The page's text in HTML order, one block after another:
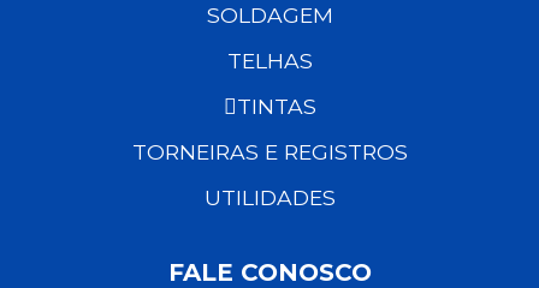
SOLDAGEM
TELHAS
TINTAS
TORNEIRAS E REGISTROS
UTILIDADES
FALE CONOSCO